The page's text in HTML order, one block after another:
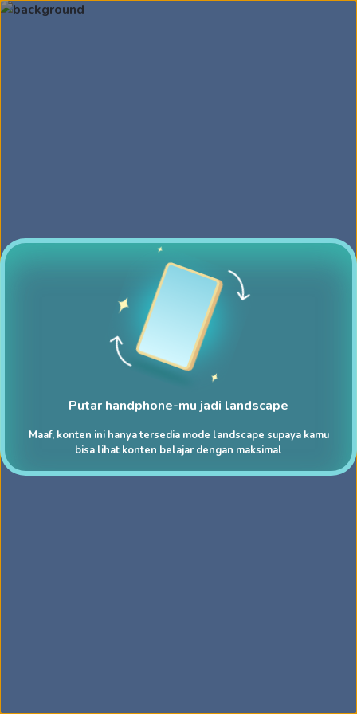
Putar handphone-mu jadi landscape
Maaf, konten ini hanya tersedia mode landscape supaya kamu
bisa lihat konten belajar dengan maksimal